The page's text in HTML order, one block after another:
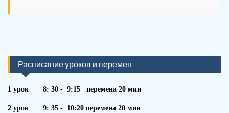
Расписание уроков и перемен
1 урок 8: 30 - 9:15 перемена 20 мин
2 урок 9: 35 - 10:20 перемена 20 мин